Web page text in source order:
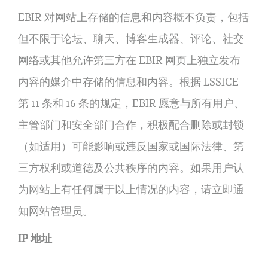
EBIR 对网站上存储的信息和内容概不负责，包括
但不限于论坛、聊天、博客生成器、评论、社交
网络或其他允许第三方在 EBIR 网页上独立发布
内容的媒介中存储的信息和内容。根据 LSSICE
第 11 条和 16 条的规定，EBIR 愿意与所有用户、
主管部门和安全部门合作，积极配合删除或封锁
（如适用）可能影响或违反国家或国际法律、第
三方权利或道德及公共秩序的内容。如果用户认
为网站上有任何属于以上情况的内容，请立即通
知网站管理员。
IP 地址